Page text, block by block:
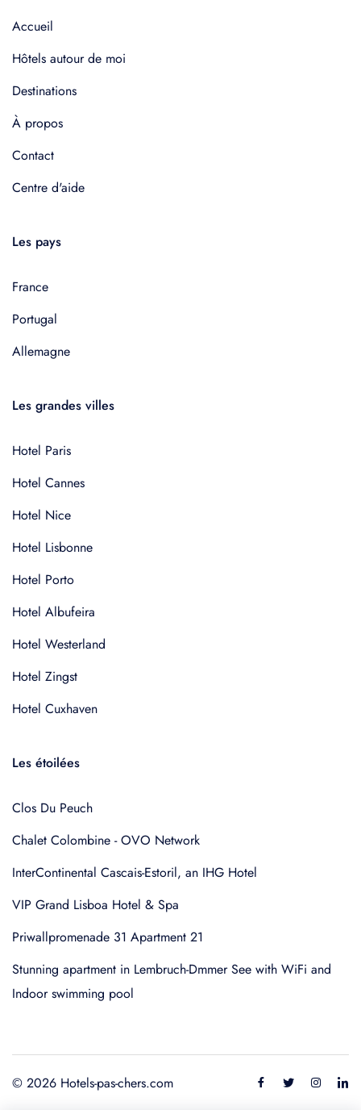
Accueil
Hôtels autour de moi
Destinations
À propos
Contact
Centre d'aide
Les pays
France
Portugal
Allemagne
Les grandes villes
Hotel Paris
Hotel Cannes
Hotel Nice
Hotel Lisbonne
Hotel Porto
Hotel Albufeira
Hotel Westerland
Hotel Zingst
Hotel Cuxhaven
Les étoilées
Clos Du Peuch
Chalet Colombine - OVO Network
InterContinental Cascais-Estoril, an IHG Hotel
VIP Grand Lisboa Hotel & Spa
Priwallpromenade 31 Apartment 21
Stunning apartment in Lembruch-Dmmer See with WiFi and
Indoor swimming pool
© 2026 Hotels-pas-chers.com